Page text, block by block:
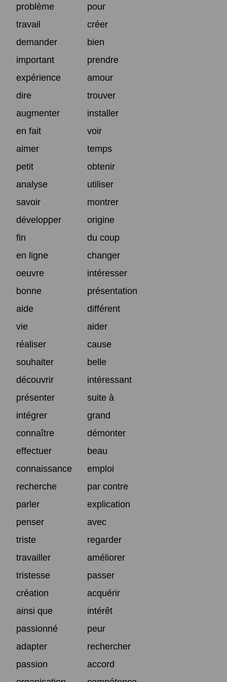
problème
pour
travail
créer
demander
bien
important
prendre
expérience
amour
dire
trouver
augmenter
installer
en fait
voir
aimer
temps
petit
obtenir
analyse
utiliser
savoir
montrer
développer
origine
fin
du coup
en ligne
changer
oeuvre
intéresser
bonne
présentation
aide
différent
vie
aider
réaliser
cause
souhaiter
belle
découvrir
intéressant
présenter
suite à
intégrer
grand
connaître
démonter
effectuer
beau
connaissance
emploi
recherche
par contre
parler
explication
penser
avec
triste
regarder
travailler
améliorer
tristesse
passer
création
acquérir
ainsi que
intérêt
passionné
peur
adapter
rechercher
passion
accord